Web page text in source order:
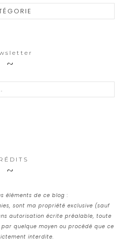
éléments de ce blog :
sont ma propriété exclusive (sauf
autorisation écrite préalable, toute
quelque moyen ou procédé que ce
interdite.